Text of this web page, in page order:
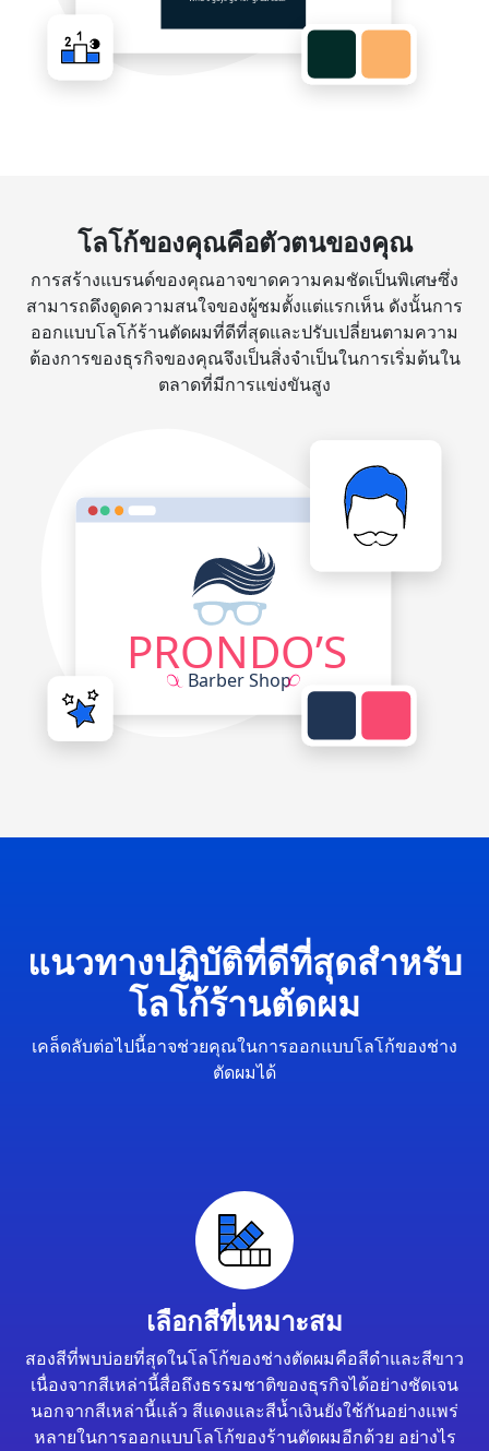
โลโก้ของคุณคือตัวตนของคุณ
การสร้างแบรนด์ของคุณอาจขาดความคมชัดเป็นพิเศษซึ่ง
สามารถดึงดูดความสนใจของผู้ชมตั้งแต่แรกเห็น ดังนั้นการ
ออกแบบโลโก้ร้านตัดผมที่ดีที่สุดและปรับเปลี่ยนตามความ
ต้องการของธุรกิจของคุณจึงเป็นสิ่งจำเป็นในการเริ่มต้นใน
ตลาดที่มีการแข่งขันสูง
แนวทางปฏิบัติที่ดีที่สุดสำหรับ
โลโก้ร้านตัดผม
เคล็ดลับต่อไปนี้อาจช่วยคุณในการออกแบบโลโก้ของช่าง
ตัดผมได้
เลือกสีที่เหมาะสม
สองสีที่พบบ่อยที่สุดในโลโก้ของช่างตัดผมคือสีดำและสีขาว
เนื่องจากสีเหล่านี้สื่อถึงธรรมชาติของธุรกิจได้อย่างชัดเจน
นอกจากสีเหล่านี้แล้ว สีแดงและสีน้ำเงินยังใช้กันอย่างแพร่
หลายในการออกแบบโลโก้ของร้านตัดผมอีกด้วย อย่างไร